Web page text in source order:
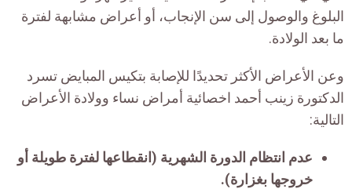
البلوغ والوصول إلى سن الإنجاب، أو أعراض مشابهة لفترة
ما بعد الولادة.
وعن الأعراض الأكثر تحديدًا للإصابة بتكيس المبايض تسرد
الدكتورة زينب أحمد اخصائية أمراض نساء وولادة الأعراض
التالية:
عدم انتظام الدورة الشهرية (انقطاعها لفترة طويلة أو
خروجها بغزارة).